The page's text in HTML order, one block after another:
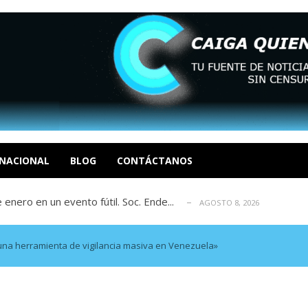
BLOG CONTÁCTANOS
R AGOSTO 8, 2026
Realpolitik y el Desmante... AGOSTO 8, 2026
García AGOSTO 7, 2026
en un evento fútil. Soc. Ende...
Luis Centeno S AGOSTO 8, 2026
R AGOSTO 8, 2026
Realpolitik y el Desmante... AGOSTO 8, 2026
García AGOSTO 7, 2026
herramienta de vigilancia masiva en Venezuela»